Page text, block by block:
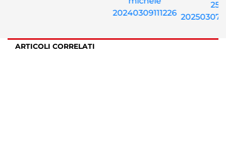
ARTICOLI CORRELATI